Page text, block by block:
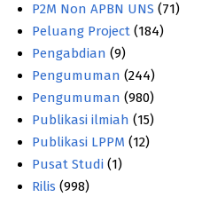
P2M Non APBN UNS (71)
Peluang Project (184)
Pengabdian (9)
Pengumuman (244)
Pengumuman (980)
Publikasi ilmiah (15)
Publikasi LPPM (12)
Pusat Studi (1)
Rilis (998)